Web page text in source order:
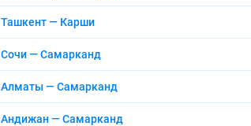
Ташкент — Карши
Сочи — Самарканд
Алматы — Самарканд
Андижан — Самарканд